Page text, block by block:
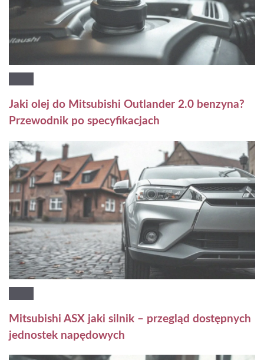
Jaki olej do Mitsubishi Outlander 2.0 benzyna?
Przewodnik po specyfikacjach
Mitsubishi ASX jaki silnik – przegląd dostępnych
jednostek napędowych